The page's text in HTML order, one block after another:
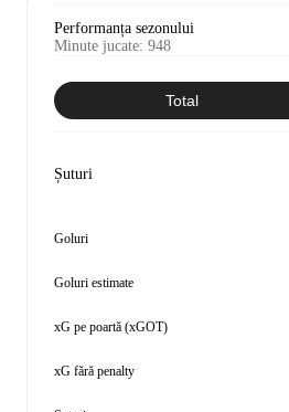
Performanța sezonului
Minute jucate: 948
Total
Șuturi
Goluri
Goluri estimate
xG pe poartă (xGOT)
xG fără penalty